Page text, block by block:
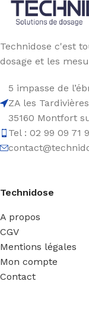
Technidose c'est
dosage et les
5 impasse de
ZA les Tardivières
35160 Montfort
Tel : 02 99 09 71
Technidose
A propos
CGV
Mentions légales
Mon compte
Contact